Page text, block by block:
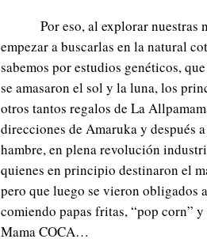
Por eso, al explorar nuestras
empezar a buscarlas en la natural
sabemos por estudios genéticos,
se amasaron el sol y la luna, los
otros tantos regalos de La
direcciones de Amaruka y después
hambre, en plena revolución
quienes en principio destinaron el
pero que luego se vieron obligados
comiendo papas fritas, “pop corn”
Mama COCA…